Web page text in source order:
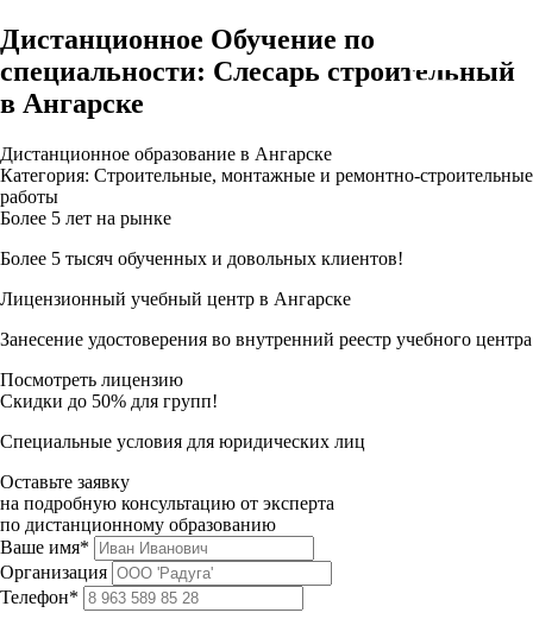
Дистанционное Обучение по
специальности: Слесарь строительный
в Ангарске
Дистанционное образование в Ангарске
Категория: Строительные, монтажные и ремонтно-строительные
работы
Более 5 лет на рынке
Более 5 тысяч обученных и довольных клиентов!
Лицензионный учебный центр в Ангарске
Занесение удостоверения во внутренний реестр учебного центра
Посмотреть лицензию
Скидки до 50% для групп!
Специальные условия для юридических лиц
Оставьте заявку
на подробную консультацию от эксперта
по дистанционному образованию
Ваше имя*
Организация
Телефон*